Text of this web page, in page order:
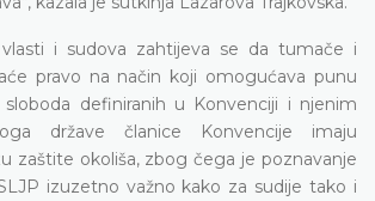
vlasti i sudova zahtijeva se da tumače i
pravo na način koji omogućava punu
definiranih u Konvenciji i njenim
države članice Konvencije imaju
zaštite okoliša, zbog čega je poznavanje
izuzetno važno kako za sudije tako i